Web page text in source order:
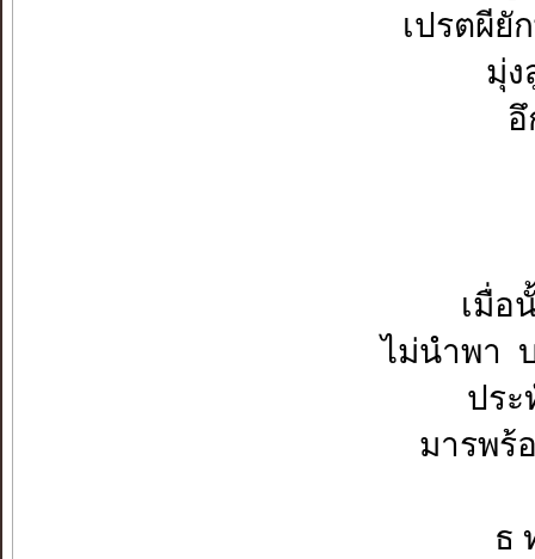
เปรตผียั
มุ่ง
เมื่อ
ไม่นำพา
ปร
มารพร้
ธ